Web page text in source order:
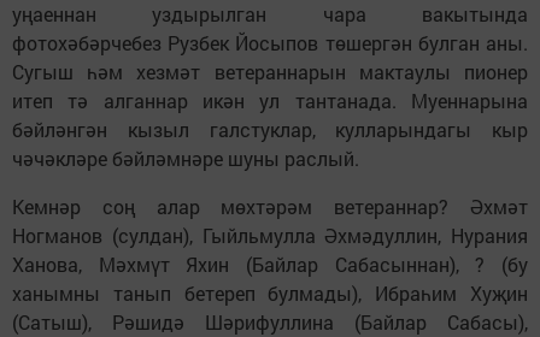
уңаеннан уздырылган чара вакытында
фотохәбәрчебез Рузбек Йосыпов төшергән булган аны.
Сугыш һәм хезмәт ветераннарын мактаулы пионер
итеп тә алганнар икән ул тантанада. Муеннарына
бәйләнгән кызыл галстуклар, кулларындагы кыр
чәчәкләре бәйләмнәре шуны раслый.
Кемнәр соң алар мөхтәрәм ветераннар? Әхмәт
Ногманов (сулдан), Гыйльмулла Әхмәдуллин, Нурания
Ханова, Мәхмүт Яхин (Байлар Сабасыннан), ? (бу
ханымны танып бетереп булмады), Ибраһим Хуҗин
(Сатыш), Рәшидә Шәрифуллина (Байлар Сабасы),